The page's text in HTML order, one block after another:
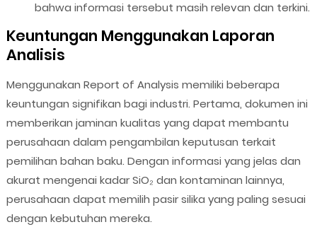
bahwa informasi tersebut masih relevan dan terkini.
Keuntungan Menggunakan Laporan
Analisis
Menggunakan Report of Analysis memiliki beberapa
keuntungan signifikan bagi industri. Pertama, dokumen ini
memberikan jaminan kualitas yang dapat membantu
perusahaan dalam pengambilan keputusan terkait
pemilihan bahan baku. Dengan informasi yang jelas dan
akurat mengenai kadar SiO₂ dan kontaminan lainnya,
perusahaan dapat memilih pasir silika yang paling sesuai
dengan kebutuhan mereka.